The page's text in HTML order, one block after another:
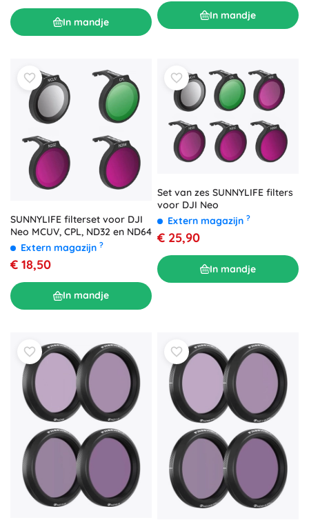
In mandje
In mandje
SUNNYLIFE filterset voor DJI
Neo MCUV, CPL, ND32 en ND64
Extern magazijn ?
€ 18,50
In mandje
Set van zes SUNNYLIFE filters
voor DJI Neo
Extern magazijn ?
€ 25,90
In mandje